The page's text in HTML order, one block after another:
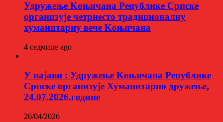
Удружење Kоњичана Републике Српске
организује четрнесто традиционалну
хуманитарну вече Kоњичана
4 седмице ago
У најави : Удружење Kоњичана Републике
Српске организује Хуманитарно дружење,
24.07.2026.године
26/04/2026